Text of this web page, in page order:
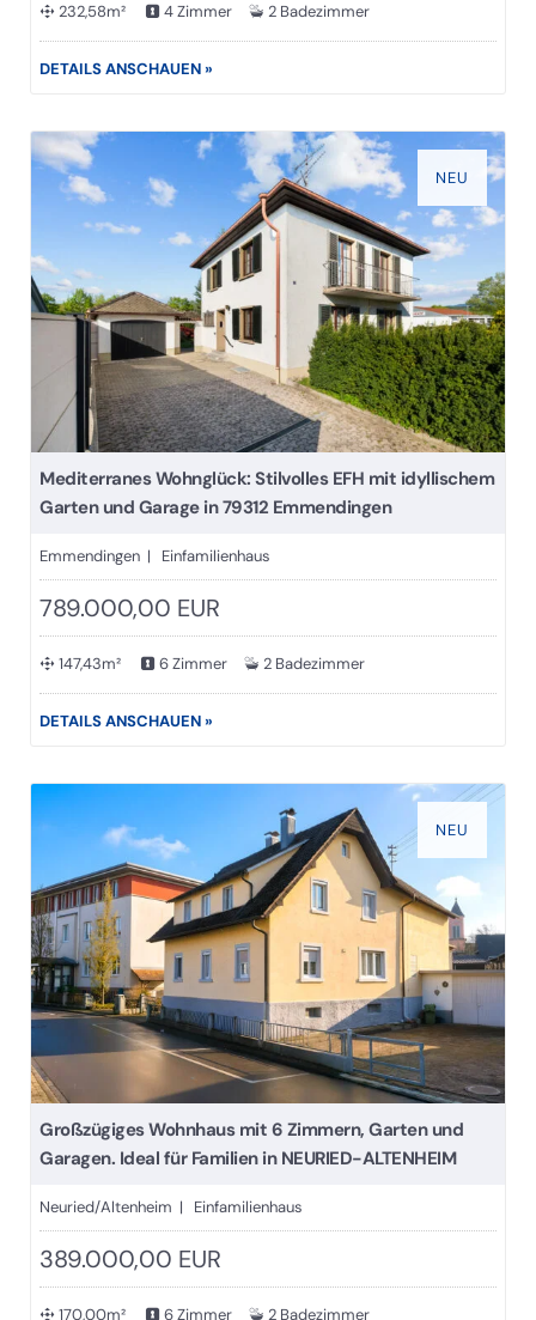
232,58m² 4 Zimmer 2 Badezimmer
DETAILS ANSCHAUEN »
NEU
Mediterranes Wohnglück: Stilvolles EFH mit idyllischem
Garten und Garage in 79312 Emmendingen
Emmendingen | Einfamilienhaus
789.000,00 EUR
147,43m² 6 Zimmer 2 Badezimmer
DETAILS ANSCHAUEN »
NEU
Großzügiges Wohnhaus mit 6 Zimmern, Garten und
Garagen. Ideal für Familien in NEURIED-ALTENHEIM
Neuried/Altenheim | Einfamilienhaus
389.000,00 EUR
170,00m² 6 Zimmer 2 Badezimmer